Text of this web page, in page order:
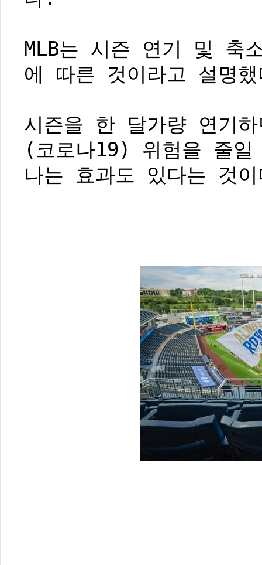
MLB는 시즌 연기 및 축
에 따른 것이라고 설명
시즌을 한 달가량 연기
(코로나19) 위험을 줄
나는 효과도 있다는 것